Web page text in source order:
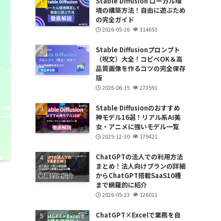
境の構築方法！自由に遊ぶため
の完全ガイド
2026-05-26 314653
Stable Diffusionプロンプト
（呪文）大全！コピペOK＆高
品質画像を作るコツの完全保存
版
2026-06-15 273591
Stable Diffusionのおすすめ
神モデル16選！リアル系AI美
女・アニメに強いモデル一覧
2025-12-30 179421
ChatGPTの法人での利用方法
まとめ！法人向けプランの詳細
からChatGPT搭載SaaS10種
まで網羅的に紹介
2026-05-23 126011
ChatGPT×Excelで業務を自